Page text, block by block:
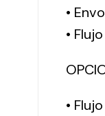
•
•
•